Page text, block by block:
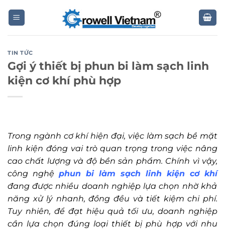
TIN TỨC
Gợi ý thiết bị phun bi làm sạch linh
kiện cơ khí phù hợp
Trong ngành cơ khí hiện đại, việc làm sạch bề mặt
linh kiện đóng vai trò quan trọng trong việc nâng
cao chất lượng và độ bền sản phẩm. Chính vì vậy,
công nghệ phun bi làm sạch linh kiện cơ khí
đang được nhiều doanh nghiệp lựa chọn nhờ khả
năng xử lý nhanh, đồng đều và tiết kiệm chi phí.
Tuy nhiên, để đạt hiệu quả tối ưu, doanh nghiệp
cần lựa chọn đúng loại thiết bị phù hợp với nhu